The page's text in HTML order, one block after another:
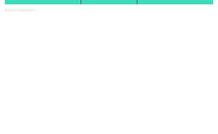
Advertisement